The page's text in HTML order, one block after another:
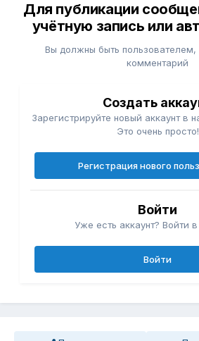
Для публикации
учётную запись или
Вы должны быть пользователем,
комментарий
Создать
Зарегистрируйте новый аккаунт в
Это очень просто!
Регистрация нового
Войти
Уже есть аккаунт? Войти
Войти